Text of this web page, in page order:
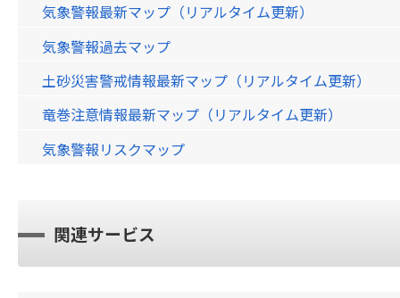
気象警報最新マップ（リアルタイム更新）
気象警報過去マップ
土砂災害警戒情報最新マップ（リアルタイム更新）
竜巻注意情報最新マップ（リアルタイム更新）
気象警報リスクマップ
関連サービス